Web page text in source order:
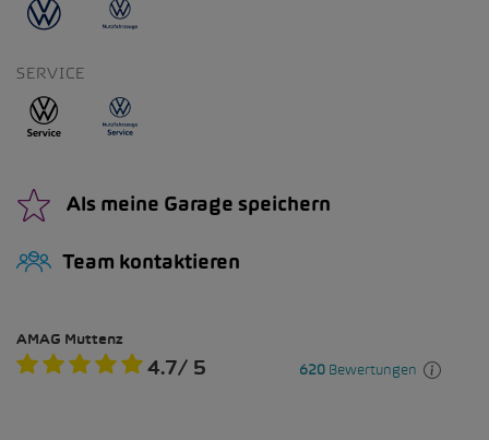
SERVICE
Als meine Garage speichern
Team kontaktieren